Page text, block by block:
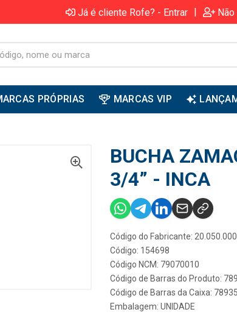
Já é cliente Rofe? - Entrar |
PRÓPRIAS MARCAS VIP
BUCHA
3/4” - INCA
Código do Fabricante:
Código: 154698
Código NCM: 79070010
Código de Barras do Produto:
Código de Barras da Caixa:
Embalagem: UNIDADE